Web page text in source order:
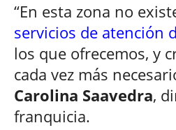
“En esta zona no
servicios de atención
los que ofrecemos, y
cada vez más
Carolina Saavedra,
franquicia.